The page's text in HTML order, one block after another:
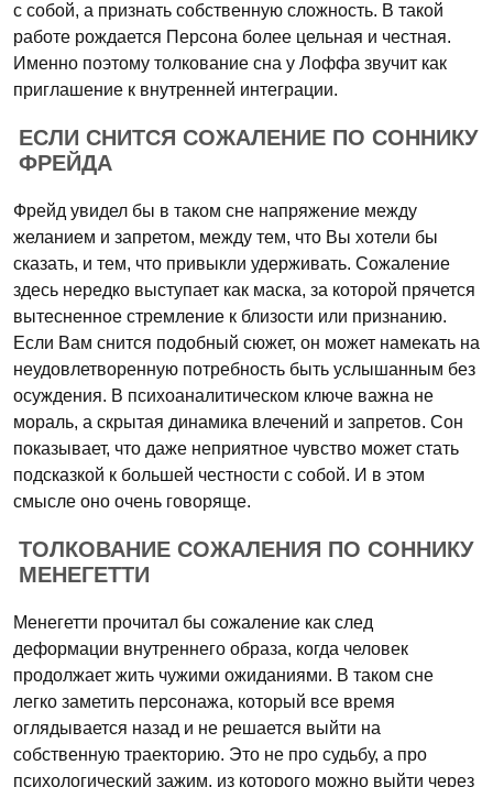
с собой, а признать собственную сложность. В такой
работе рождается Персона более цельная и честная.
Именно поэтому толкование сна у Лоффа звучит как
приглашение к внутренней интеграции.
ЕСЛИ СНИТСЯ СОЖАЛЕНИЕ ПО СОННИКУ
ФРЕЙДА
Фрейд увидел бы в таком сне напряжение между
желанием и запретом, между тем, что Вы хотели бы
сказать, и тем, что привыкли удерживать. Сожаление
здесь нередко выступает как маска, за которой прячется
вытесненное стремление к близости или признанию.
Если Вам снится подобный сюжет, он может намекать на
неудовлетворенную потребность быть услышанным без
осуждения. В психоаналитическом ключе важна не
мораль, а скрытая динамика влечений и запретов. Сон
показывает, что даже неприятное чувство может стать
подсказкой к большей честности с собой. И в этом
смысле оно очень говорящe.
ТОЛКОВАНИЕ СОЖАЛЕНИЯ ПО СОННИКУ
МЕНЕГЕТТИ
Менегетти прочитал бы сожаление как след
деформации внутреннего образа, когда человек
продолжает жить чужими ожиданиями. В таком сне
легко заметить персонажа, который все время
оглядывается назад и не решается выйти на
собственную траекторию. Это не про судьбу, а про
психологический зажим, из которого можно выйти через